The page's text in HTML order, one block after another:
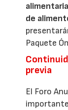
de
Paquete
previa
El Foro